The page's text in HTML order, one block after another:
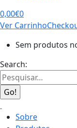
0,00€0
Ver Carrinho
Sem produtos
Search:
Sobre